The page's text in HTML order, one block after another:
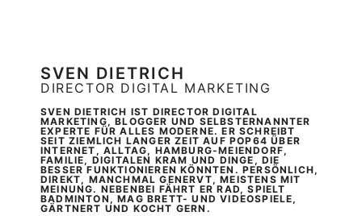
SVEN DIETRICH
DIRECTOR DIGITAL MARKETING
SVEN DIETRICH IST DIRECTOR DIGITAL
MARKETING, BLOGGER UND SELBSTERNANNTER
EXPERTE FÜR ALLES MODERNE. ER SCHREIBT
SEIT ZIEMLICH LANGER ZEIT AUF POP64 ÜBER
INTERNET, ALLTAG, HAMBURG-MEIENDORF,
FAMILIE, DIGITALEN KRAM UND DINGE, DIE
BESSER FUNKTIONIEREN KÖNNTEN. PERSÖNLICH,
DIREKT, MANCHMAL GENERVT, MEISTENS MIT
MEINUNG. NEBENBEI FÄHRT ER RAD, SPIELT
BADMINTON, MAG BRETT- UND VIDEOSPIELE,
GÄRTNERT UND KOCHT GERN.